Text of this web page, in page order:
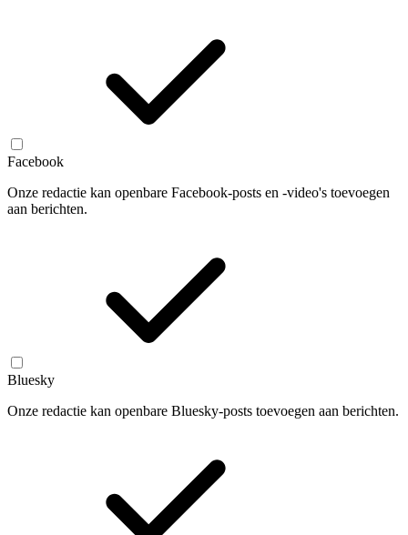
Facebook
Onze redactie kan openbare Facebook-posts en -video's toevoegen
aan berichten.
Bluesky
Onze redactie kan openbare Bluesky-posts toevoegen aan berichten.